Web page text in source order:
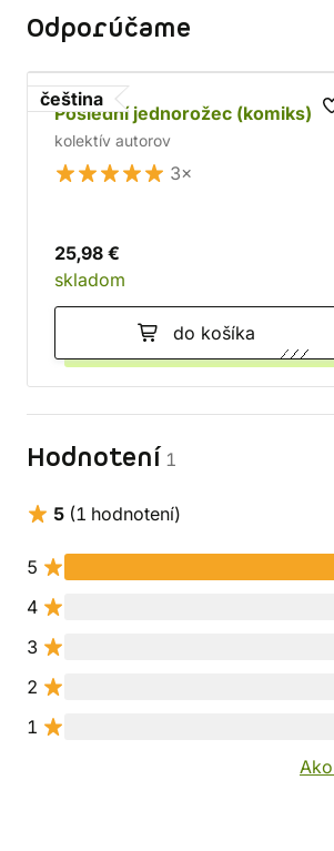
Odporúčame
čeština
Poslední jednorožec (komiks)
kolektív autorov
3×
25,98 €
skladom
do košíka
Hodnotení 1
5 (1 hodnotení)
5
4
3
2
1